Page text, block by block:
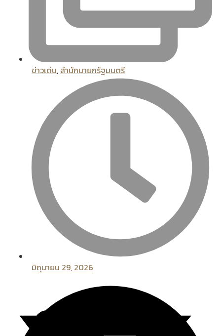
ข่าวเด่น, สํานักนายกรัฐมนตรี
มิถุนายน 29, 2026